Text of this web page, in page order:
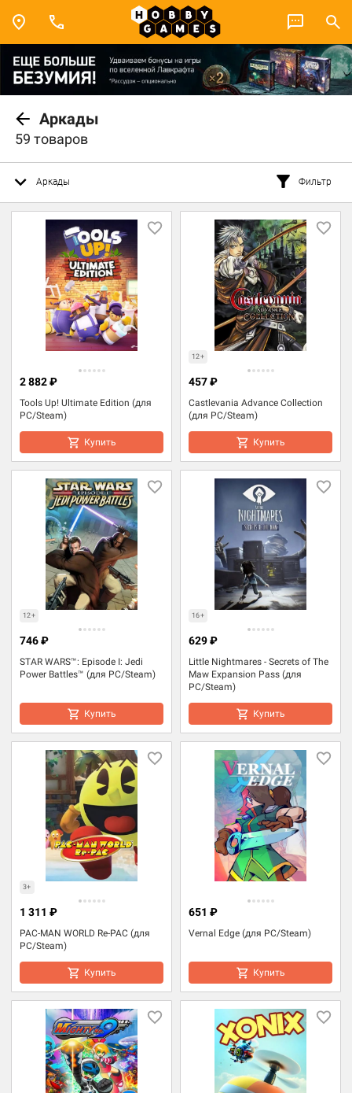
Аркады
59 товаров
Аркады Фильтр
Tools Up! Ultimate Edition (для
PC/Steam)
2 882 ₽
Купить
12+
Castlevania Advance Collection
(для PC/Steam)
457 ₽
Купить
12+
STAR WARS™: Episode I: Jedi
Power Battles™ (для PC/Steam)
746 ₽
Купить
16+
Little Nightmares - Secrets of The
Maw Expansion Pass (для
PC/Steam)
629 ₽
Купить
3+
PAC-MAN WORLD Re-PAC (для
PC/Steam)
1 311 ₽
Купить
Vernal Edge (для PC/Steam)
651 ₽
Купить